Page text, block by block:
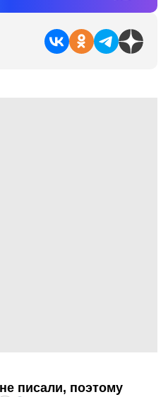
писали, поэтому